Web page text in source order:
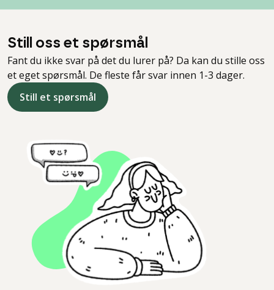
Still oss et spørsmål
Fant du ikke svar på det du lurer på? Da kan du stille oss
et eget spørsmål. De fleste får svar innen 1-3 dager.
Still et spørsmål